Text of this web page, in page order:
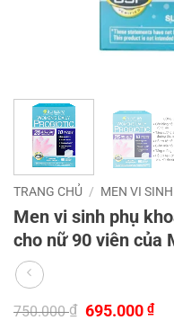
TRANG CHỦ / MEN VI SINH
Men vi sinh phụ
cho nữ 90 viên của
750.000₫ Giá
695.000 ₫Giá